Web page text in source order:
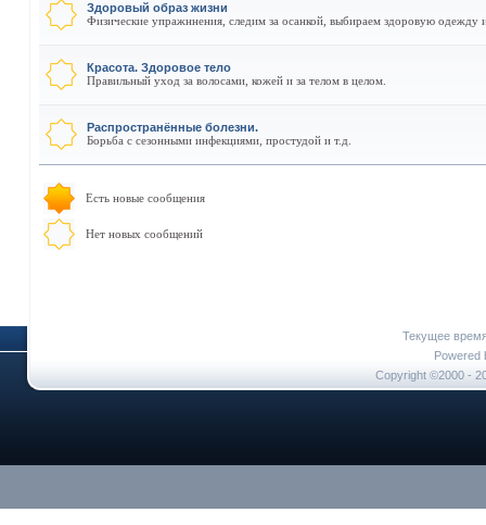
Здоровый образ жизни
Физические упражннения, следим за осанкой, выбираем здоровую одежду
Красота. Здоровое тело
Правильный уход за волосами, кожей и за телом в целом.
Распространённые болезни.
Борьба с сезонными инфекциями, простудой и т.д.
Есть новые сообщения
Нет новых сообщений
Текущее
Powered
Copyright ©2000 -